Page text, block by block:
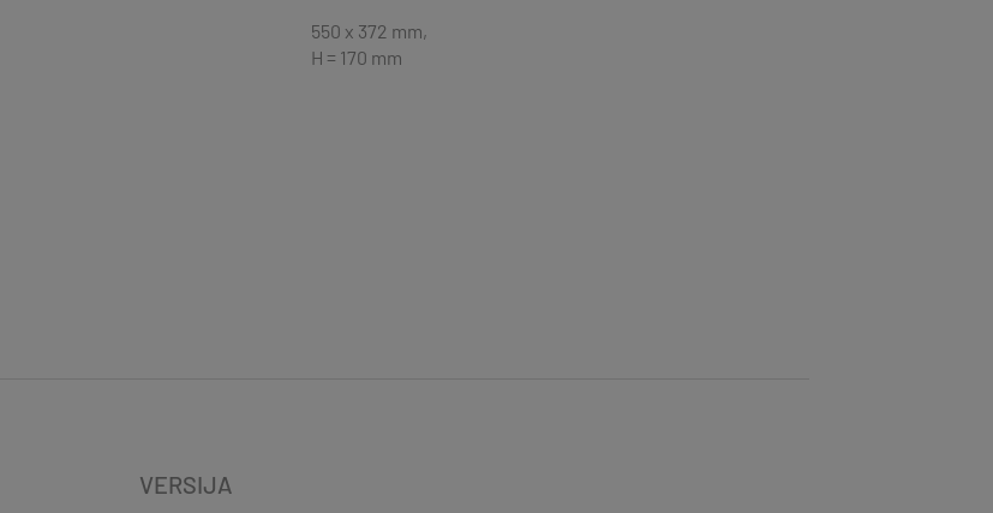
550 x 372 mm,
H = 170 mm
VERSIJA